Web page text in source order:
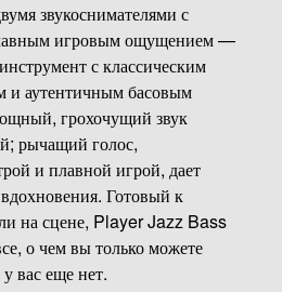
звукоснимателями с
игровым ощущением —
с классическим
аутентичным басовым
грохочущий звук
рычащий голос,
и плавной игрой, дает
Готовый к
на сцене, Player Jazz Bass
о чем вы только можете
вас еще нет.